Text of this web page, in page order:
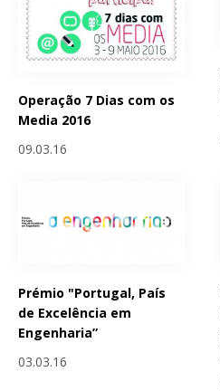
Operação 7 Dias com os
Media 2016
09.03.16
Prémio "Portugal, País
de Excelência em
Engenharia”
03.03.16